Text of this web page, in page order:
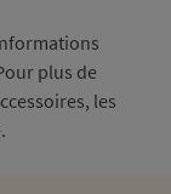
plus de
les